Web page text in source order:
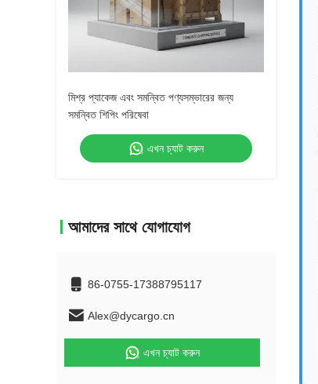
মিশ্র প্যাকেজ এবং সমন্বিত পণ্যসম্ভারের জন্য
সমন্বিত শিপিং পরিষেবা
এখন চ্যাট করুন
আমাদের সাথে যোগাযোগ
86-0755-17388795117
Alex@dycargo.cn
এখন চ্যাট করুন